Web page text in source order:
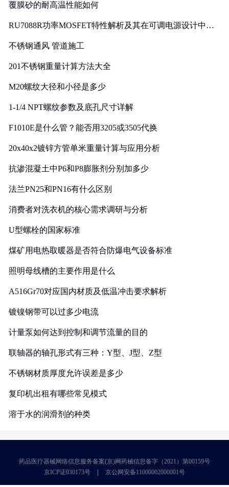
覆膜砂的耐高温性能如何
RU7088R功率MOSFET特性解析及其在可调电源设计中的
不锈钢通风 管道施工
201不锈钢重量计算方法大全
M20螺纹大径和小径是多少
1-1/4 NPT螺纹参数及底孔尺寸详解
F1010E是什么管？能否用3205或3505代换
20x40x2镀锌方管单米重量计算与应用分析
抗渗混凝土中P6和P8膨胀剂分别加多少
法兰PN25和PN16有什么区别
消费者对洗衣机的核心需求调研与分析
U型螺栓的国家标准
煤矿用电热取暖器是否符合防爆电气设备标准
照明母线槽的主要作用是什么
A516Gr70对应国内材质及低温冲击要求解析
镀镍钢带可以过多少电流
计量泵如何达到控制和调节流量的目的
联轴器的轴孔形式有三种：Y型、J型、Z型
不锈钢材质厚度允许误差是多少
复印机出租有哪些常见模式
溶于水的润滑剂的种类
药品医疗器械网络信息服务备案(京)网药械信息备字（2021）第00159号
京ICP证030173号
京公网安备11000002000001号